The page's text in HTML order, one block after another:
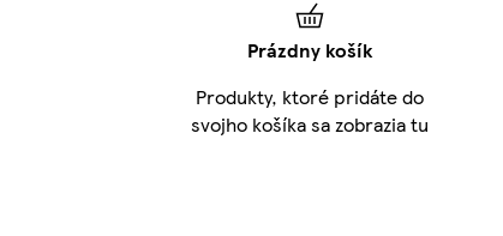
Prázdny košík
Produkty, ktoré pridáte do
svojho košíka sa zobrazia tu